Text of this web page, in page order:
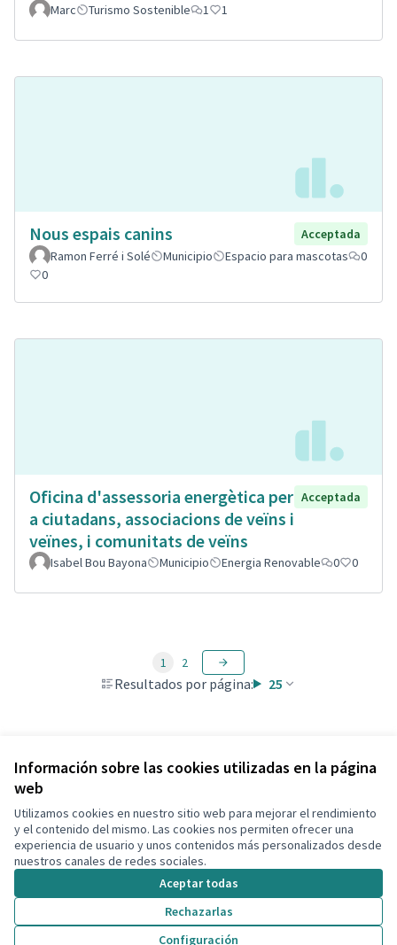
Información sobre las cookies utilizadas en la página
web
Utilizamos cookies en nuestro sitio web para mejorar el rendimiento
y el contenido del mismo. Las cookies nos permiten ofrecer una
experiencia de usuario y unos contenidos más personalizados desde
nuestros canales de redes sociales.
Aceptar todas
Rechazarlas
Configuración
Marc
Turismo Sostenible 1 1
Nous espais canins
Acceptada
Ramon Ferré i Solé
Municipio Espacio para mascotas
0
0
Oficina d'assessoria energètica per
a ciutadans, associacions de veïns i
veïnes, i comunitats de veïns
Acceptada
Isabel Bou Bayona Municipio Energia Renovable 0 0
Resultados por página: 25
1 2
Ver todas las propuestas retiradas
Términos y condiciones de uso
Configuración de cookies
Decidim Calafell en X
(Enlace externo)
Decidim Calafell en Facebook
Decidim Calafell en YouTube
Decidim Calafell en GitHub
(Enlace externo)
Con licencia
(Enlace